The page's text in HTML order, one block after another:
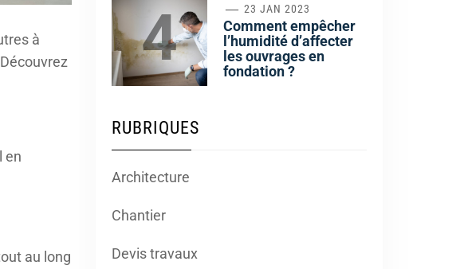
à
en
au long
4 23 JAN 2023
Comment empêcher
l’humidité d’affecter
les ouvrages en
fondation ?
RUBRIQUES
Architecture
Chantier
Devis travaux